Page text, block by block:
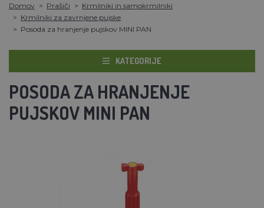
Domov Prašiči
Krmilniki in samokrmilniki
Krmilniki za zavrnjene pujske
Posoda za hranjenje pujskov MINI PAN
KATEGORIJE
POSODA ZA HRANJENJE
PUJSKOV MINI PAN